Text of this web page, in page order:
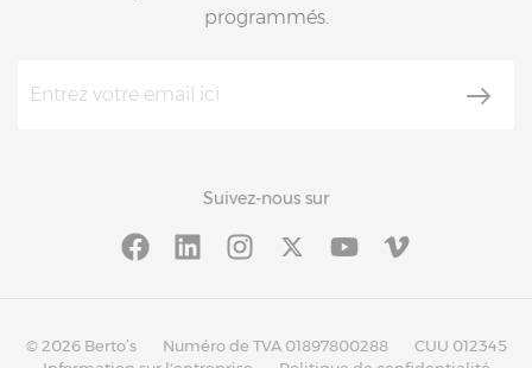
programmés.
Suivez-nous sur
© 2026 Berto’s Numéro de TVA 01897800288
CUU 012345